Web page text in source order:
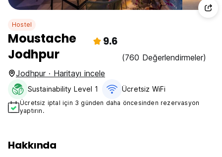
Hostel
Moustache
Jodhpur
9.6
(760 Değerlendirmeler)
Jodhpur · Haritayı incele
Sustainability Level 1 Ücretsiz WiFi
Ücretsiz iptal için 3 günden daha öncesinden rezervasyon
yaptırın.
Hakkında